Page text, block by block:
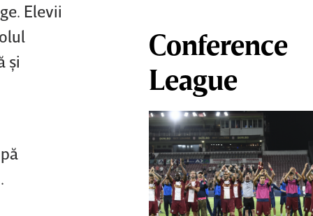
Elevii
şi
Conference
League